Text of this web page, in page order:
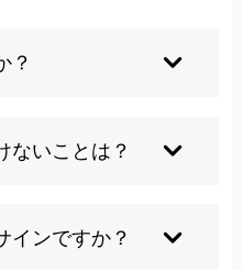
？
しくなります。適切な
要です。
ないことは？
の同じ姿勢や過度の安
インですか？